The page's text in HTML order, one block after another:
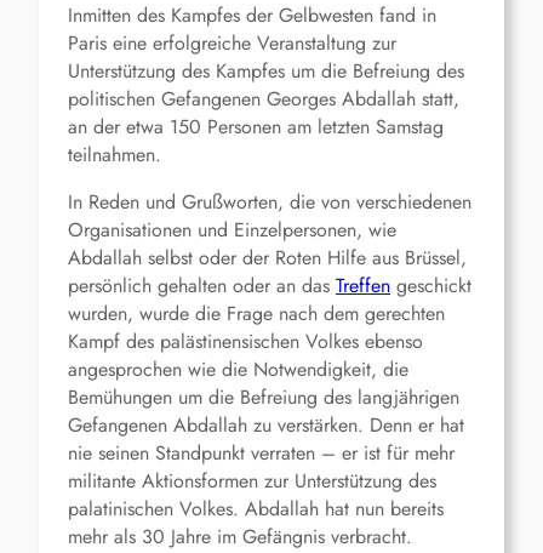
Inmitten des Kampfes der Gelbwesten fand in
Paris eine erfolgreiche Veranstaltung zur
Unterstützung des Kampfes um die Befreiung des
politischen Gefangenen Georges Abdallah statt,
an der etwa 150 Personen am letzten Samstag
teilnahmen.
In Reden und Grußworten, die von verschiedenen
Organisationen und Einzelpersonen, wie
Abdallah selbst oder der Roten Hilfe aus Brüssel,
persönlich gehalten oder an das Treffen geschickt
wurden, wurde die Frage nach dem gerechten
Kampf des palästinensischen Volkes ebenso
angesprochen wie die Notwendigkeit, die
Bemühungen um die Befreiung des langjährigen
Gefangenen Abdallah zu verstärken. Denn er hat
nie seinen Standpunkt verraten – er ist für mehr
militante Aktionsformen zur Unterstützung des
palatinischen Volkes. Abdallah hat nun bereits
mehr als 30 Jahre im Gefängnis verbracht.